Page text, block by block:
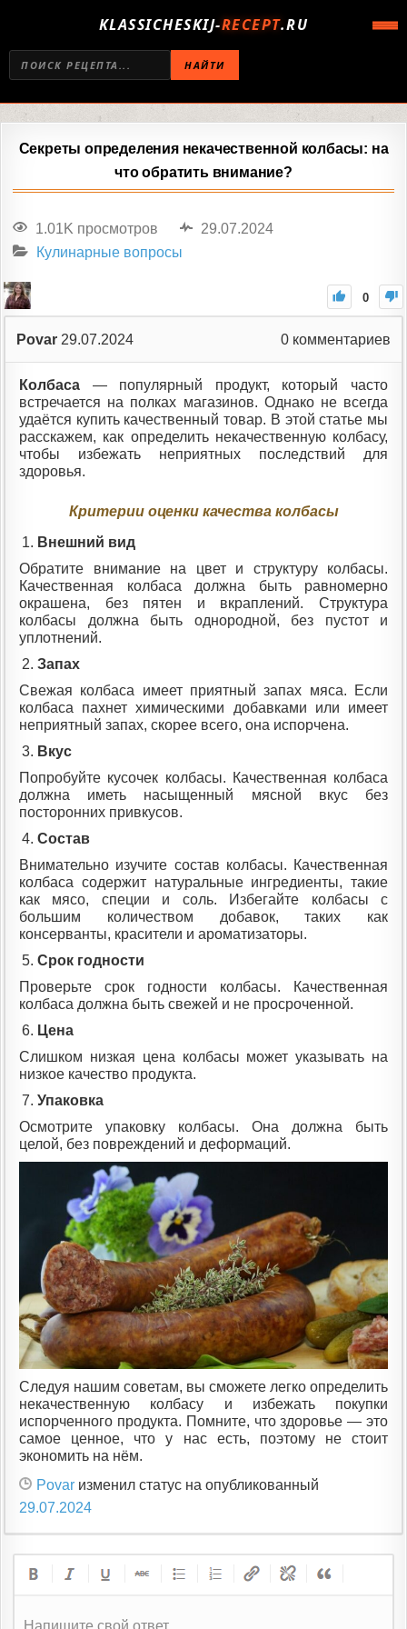
KLASSICHESKIJ-RECEPT.RU
НАЙТИ
Секреты определения некачественной колбасы: на
что обратить внимание?
1.01K просмотров
29.07.2024
Кулинарные вопросы
0
Povar 29.07.2024 0 комментариев
Колбаса — популярный продукт, который часто
встречается на полках магазинов. Однако не всегда
удаётся купить качественный товар. В этой статье мы
расскажем, как определить некачественную колбасу,
чтобы избежать неприятных последствий для
здоровья.
Критерии оценки качества колбасы
Внешний вид
Обратите внимание на цвет и структуру колбасы.
Качественная колбаса должна быть равномерно
окрашена, без пятен и вкраплений. Структура
колбасы должна быть однородной, без пустот и
уплотнений.
Запах
Свежая колбаса имеет приятный запах мяса. Если
колбаса пахнет химическими добавками или имеет
неприятный запах, скорее всего, она испорчена.
Вкус
Попробуйте кусочек колбасы. Качественная колбаса
должна иметь насыщенный мясной вкус без
посторонних привкусов.
Состав
Внимательно изучите состав колбасы. Качественная
колбаса содержит натуральные ингредиенты, такие
как мясо, специи и соль. Избегайте колбасы с
большим количеством добавок, таких как
консерванты, красители и ароматизаторы.
Срок годности
Проверьте срок годности колбасы. Качественная
колбаса должна быть свежей и не просроченной.
Цена
Слишком низкая цена колбасы может указывать на
низкое качество продукта.
Упаковка
Осмотрите упаковку колбасы. Она должна быть
целой, без повреждений и деформаций.
Следуя нашим советам, вы сможете легко определить
некачественную колбасу и избежать покупки
испорченного продукта. Помните, что здоровье — это
самое ценное, что у нас есть, поэтому не стоит
экономить на нём.
Povar изменил статус на опубликованный
29.07.2024
Напишите свой ответ.